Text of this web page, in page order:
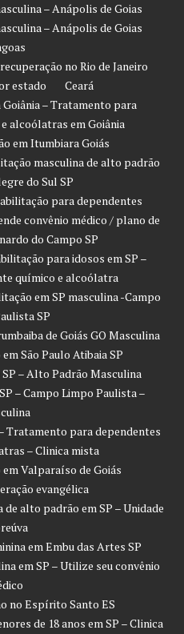
– Anápolis de Goias
– Anápolis de Goias
no Rio de Janeiro
estado
Ceará
– Tratamento para
alcoólatras em Goiânia
em Itumbiara Goiás
masculina de alto padrão
do Sul SP
para dependentes
convênio médico / plano de
do Campo SP
para idosos em SP –
químico e alcoólatra
em SP masculina -Campo
SP
de Goiás GO Masculina
São Paulo Atibaia SP
– Alto Padrão Masculina
– Campo Limpo Paulista –
Tratamento para dependentes
– Clinica mista
Valparaíso de Goiás
evangélica
alto padrão em SP – Unidade
em Embu das Artes SP
em SP – Utilize seu convênio
no Espírito Santo ES
de 18 anos em SP – Clinica